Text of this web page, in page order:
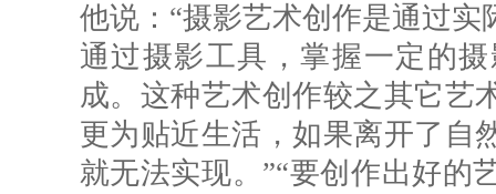
他说：“摄影艺术创作是通过
通过摄影工具，掌握一定的
成。这种艺术创作较之其它艺
更为贴近生活，如果离开了自
就无法实现。”“要创作出好的